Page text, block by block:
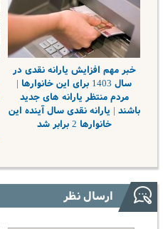
خبر مهم افزایش یارانه نقدی در
سال 1403 برای این خانوارها |
مردم منتظر یارانه های جدید
باشند | یارانه نقدی سال آینده این
خانوارها 2 برابر شد
ارسال نظر